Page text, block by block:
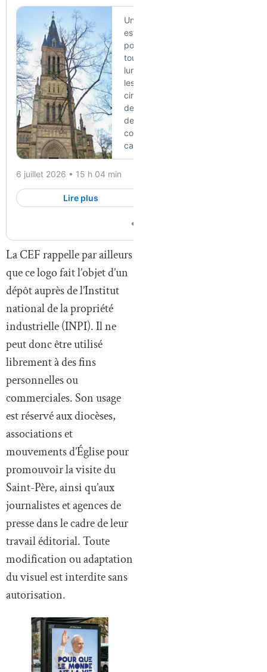
La CEF rappelle par ailleurs
que ce logo fait l’objet d’un
dépôt auprès de l’Institut
national de la propriété
industrielle (INPI). Il ne
peut donc être utilisé
librement à des fins
personnelles ou
commerciales. Son usage
est réservé aux diocèses,
associations et
mouvements d’Église pour
promouvoir la visite du
Saint-Père, ainsi qu’aux
journalistes et agences de
presse dans le cadre de leur
travail éditorial. Toute
modification ou adaptation
du visuel est interdite sans
autorisation.